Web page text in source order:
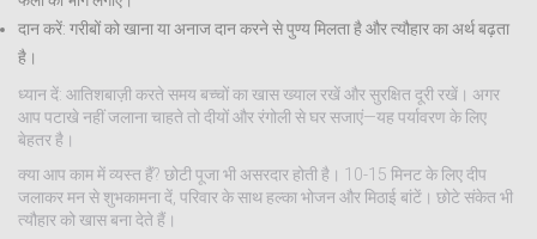
दान करें: गरीबों को खाना या अनाज दान करने से पुण्य मिलता है और त्यौहार का अर्थ बढ़ता
है।
ध्यान दें: आतिशबाज़ी करते समय बच्चों का खास ख्याल रखें और सुरक्षित दूरी रखें। अगर
आप पटाखे नहीं जलाना चाहते तो दीयों और रंगोली से घर सजाएं—यह पर्यावरण के लिए
बेहतर है।
क्या आप काम में व्यस्त हैं? छोटी पूजा भी असरदार होती है। 10-15 मिनट के लिए दीप
जलाकर मन से शुभकामना दें, परिवार के साथ हल्का भोजन और मिठाई बांटें। छोटे संकेत भी
त्यौहार को खास बना देते हैं।